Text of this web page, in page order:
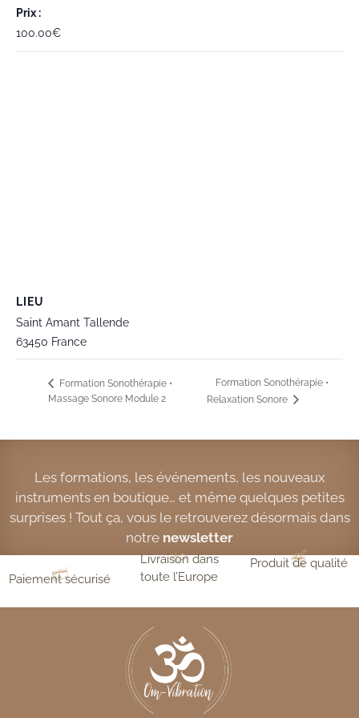
Prix :
100.00€
LIEU
Saint Amant Tallende
63450 France
Formation Sonothérapie •
Massage Sonore Module 2
Formation Sonothérapie •
Relaxation Sonore
Les formations, les événements, les nouveaux
instruments en boutique… et même quelques petites
surprises ! Tout ça, vous le retrouverez désormais dans
notre newsletter
Paiement sécurisé
Livraison dans
toute l’Europe
Produit de qualité